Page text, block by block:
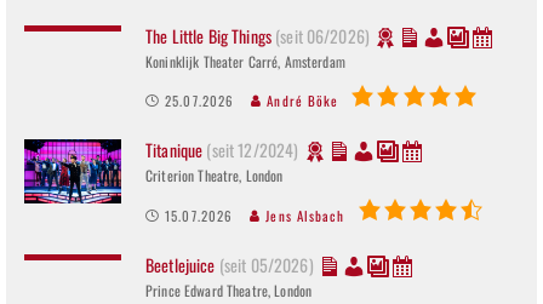
The Little Big Things(seit 06/2026)
Koninklijk Theater Carré, Amsterdam
25.07.2026 André Böke
Titanique(seit 12/2024)
Criterion Theatre, London
15.07.2026 Jens Alsbach
Beetlejuice (seit 05/2026)
Prince Edward Theatre, London